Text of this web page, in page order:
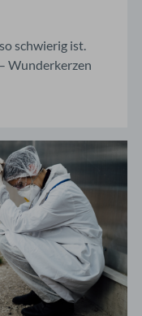
schwierig ist.
Wunderkerzen
Silvester ist
gesund ...